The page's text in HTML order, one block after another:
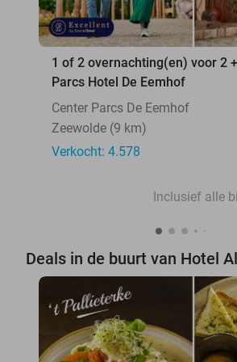
1 of 2 overnachting(en) voor 2
Parcs Hotel De Eemhof
Center Parcs De Eemhof
Zeewolde (9 km)
Verkocht: 4.578
Inclusief alle
Deals in de buurt van Hotel